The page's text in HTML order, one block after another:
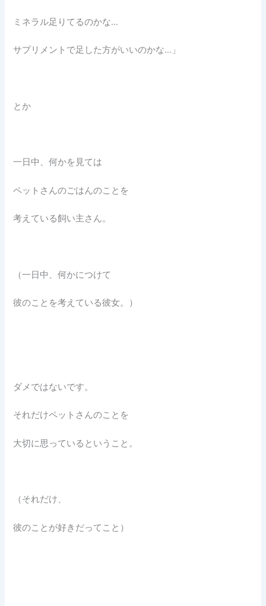
ミネラル足りてるのかな…
サプリメントで足した方がいいのかな…」
とか
一日中、何かを見ては
ペットさんのごはんのことを
考えている飼い主さん。
（一日中、何かにつけて
彼のことを考えている彼女。）
ダメではないです。
それだけペットさんのことを
大切に思っているということ。
（それだけ、
彼のことが好きだってこと）